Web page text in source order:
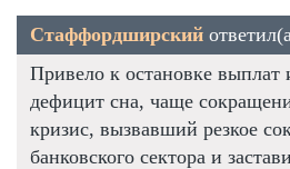
Стаффордширский
Привело к остановке
дефицит сна, чаще
кризис, вызвавший резкое
банковского сектора и